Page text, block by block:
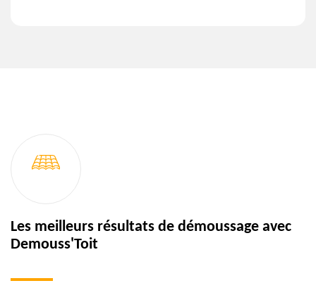
Les meilleurs résultats de démoussage avec
Demouss'Toit